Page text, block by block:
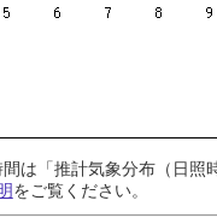
は「推計気象分布（日
をご覧ください。